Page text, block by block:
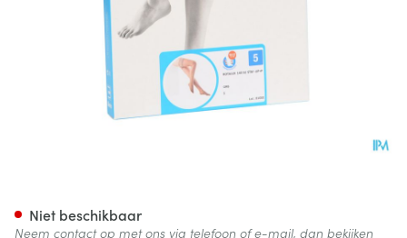
Niet beschikbaar
Neem contact op met ons via telefoon of e-mail, dan bekijken